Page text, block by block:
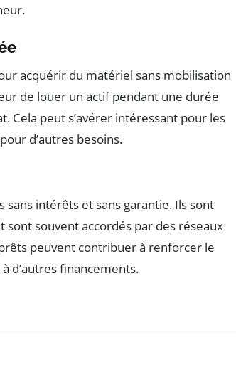
acquérir du matériel sans mobilisation
de louer un actif pendant une durée
Cela peut s’avérer intéressant pour les
pour d’autres besoins.
intérêts et sans garantie. Ils sont
souvent accordés par des réseaux
peuvent contribuer à renforcer le
d’autres financements.